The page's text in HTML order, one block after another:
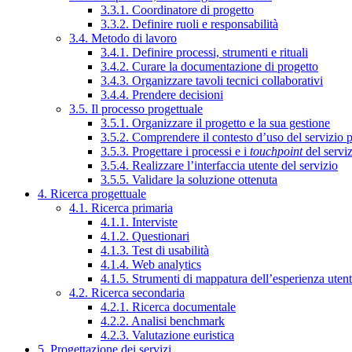
3.3.1. Coordinatore di progetto
3.3.2. Definire ruoli e responsabilità
3.4. Metodo di lavoro
3.4.1. Definire processi, strumenti e rituali
3.4.2. Curare la documentazione di progetto
3.4.3. Organizzare tavoli tecnici collaborativi
3.4.4. Prendere decisioni
3.5. Il processo progettuale
3.5.1. Organizzare il progetto e la sua gestione
3.5.2. Comprendere il contesto d’uso del servizio
3.5.3. Progettare i processi e i touchpointdel
3.5.4. Realizzare l’interfaccia utente del servizio
3.5.5. Validare la soluzione ottenuta
4. Ricerca progettuale
4.1. Ricerca primaria
4.1.1. Interviste
4.1.2. Questionari
4.1.3. Test di usabilità
4.1.4. Web analytics
4.1.5. Strumenti di mappatura dell’esperienza
4.2. Ricerca secondaria
4.2.1. Ricerca documentale
4.2.2. Analisi benchmark
4.2.3. Valutazione euristica
5. Progettazione dei servizi